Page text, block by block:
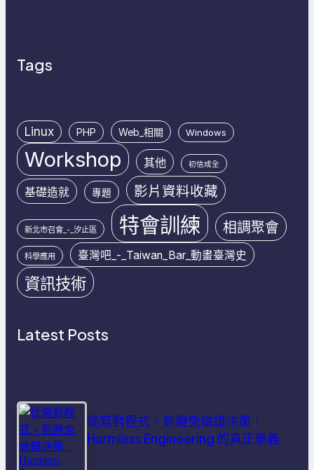
Tags
Linux PHP Web_相關 Windows
Workshop 其他 初信成全
基礎造就 專題 影片資料收藏
新北市召會_-_汐止區 特會訓練 相調聚會
科學應用 臺灣吧_-_Taiwan_Bar_動畫臺灣史
資訊技術
Latest Posts
從寫對程式，到避免做錯決策：
Harmless Engineering 的真正意義